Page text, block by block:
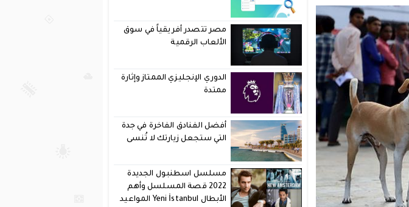
مصر تتصدر أفريقياً في سوق
الألعاب الرقمية
الدوري الإنجليزي الممتاز وإثارة
ممتدة
أفضل الفنادق الفاخرة في جدة
التي ستجعل زيارتك لا تُنسى
مسلسل اسطنبول الجديدة
2022 قصة المسلسل وأهم
الأبطال Yeni İstanbul المواعيد